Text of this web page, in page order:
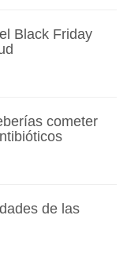
Black Friday
cometer
de las